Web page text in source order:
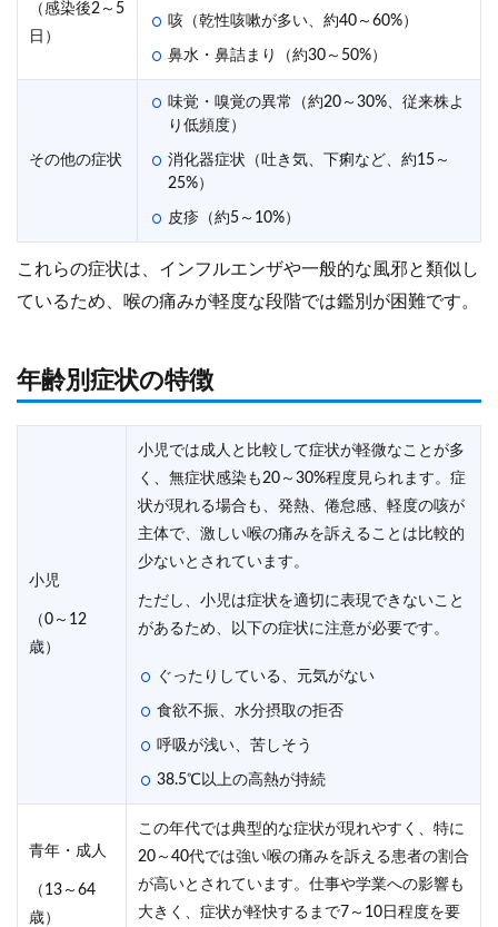
（感染後2～5
日）
咳（乾性咳嗽が多い、約40～60%）
鼻水・鼻詰まり（約30～50%）
その他の症状
味覚・嗅覚の異常（約20～30%、従来株よ
り低頻度）
消化器症状（吐き気、下痢など、約15～
25%）
皮疹（約5～10%）
これらの症状は、インフルエンザや一般的な風邪と類似し
ているため、喉の痛みが軽度な段階では鑑別が困難です。
年齢別症状の特徴
小児
（0～12
歳）
小児では成人と比較して症状が軽微なことが多
く、無症状感染も20～30%程度見られます。症
状が現れる場合も、発熱、倦怠感、軽度の咳が
主体で、激しい喉の痛みを訴えることは比較的
少ないとされています。
ただし、小児は症状を適切に表現できないこと
があるため、以下の症状に注意が必要です。
ぐったりしている、元気がない
食欲不振、水分摂取の拒否
呼吸が浅い、苦しそう
38.5℃以上の高熱が持続
青年・成人
（13～64
歳）
この年代では典型的な症状が現れやすく、特に
20～40代では強い喉の痛みを訴える患者の割合
が高いとされています。仕事や学業への影響も
大きく、症状が軽快するまで7～10日程度を要